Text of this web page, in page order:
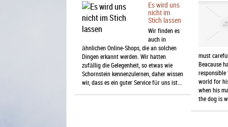
Es wird uns
nicht im
Stich lassen
Wir finden es
auch in
ähnlichen Online-Shops, die an solchen
Dingen erkannt werden. Wir hatten
zufällig die Gelegenheit, so etwas wie
Schornstein kennenzulernen, daher wissen
wir, dass es ein guter Service für uns ist...
must
Beacause
world for
when his
the dog is